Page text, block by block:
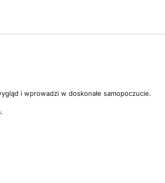
i wprowadzi w doskonałe samopoczucie.